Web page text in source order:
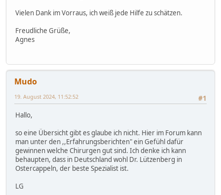
Vielen Dank im Vorraus, ich weiß jede Hilfe zu schätzen.
Freudliche Grüße,
Agnes
Mudo
#1
19. August 2024, 11:52:52
Hallo,
so eine Übersicht gibt es glaube ich nicht. Hier im Forum kann
man unter den ,,Erfahrungsberichten" ein Gefühl dafür
gewinnen welche Chirurgen gut sind. Ich denke ich kann
behaupten, dass in Deutschland wohl Dr. Lützenberg in
Ostercappeln, der beste Spezialist ist.
LG